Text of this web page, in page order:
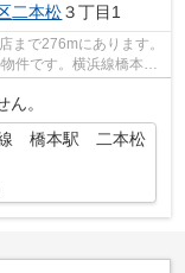
二本松３丁目1
まで276mにあります。
件です。横浜線橋本周
。
橋本駅 二本松